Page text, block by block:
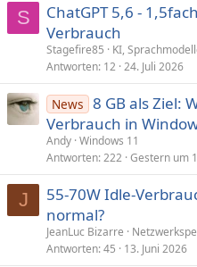
S
ChatGPT 5,6 -
Verbrauch
Stagefire85
KI,
Antworten 12 24. Juli 2026
News 8 GB als Ziel:
Verbrauch in
Andy Windows 11
Antworten 222 Gestern um
J
55-70W Idle-
normal?
JeanLuc Bizarre
Antworten 45 13. Juni 2026